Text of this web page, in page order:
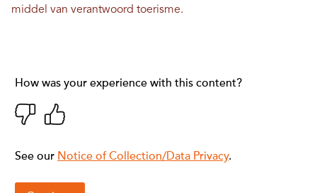
middel van verantwoord toerisme.